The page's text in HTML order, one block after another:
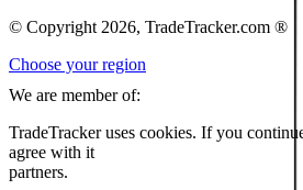
© Copyright 2026, TradeTracker.com ®
Choose your region
We are member of:
TradeTracker uses cookies. If you
agree with it
partners.